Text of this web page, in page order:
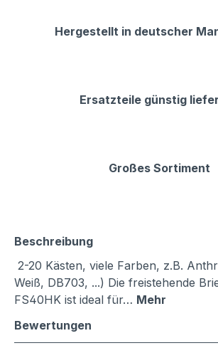
Hergestellt in deutscher
Ersatzteile günstig
Großes Sortiment
Beschreibung
2-20 Kästen, viele Farben, z.B.
Weiß, DB703, ...) Die freistehende
FS40HK ist ideal für… Mehr
Bewertungen